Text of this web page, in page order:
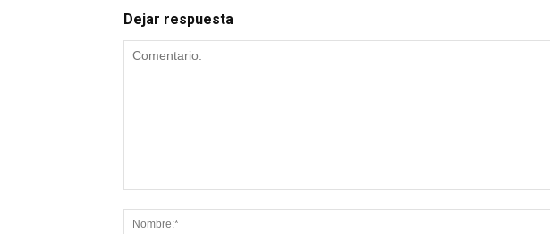
Dejar respuesta